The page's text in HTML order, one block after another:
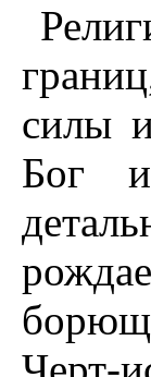
силы
Бог